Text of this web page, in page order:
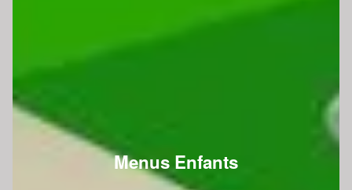
Menus Enfants